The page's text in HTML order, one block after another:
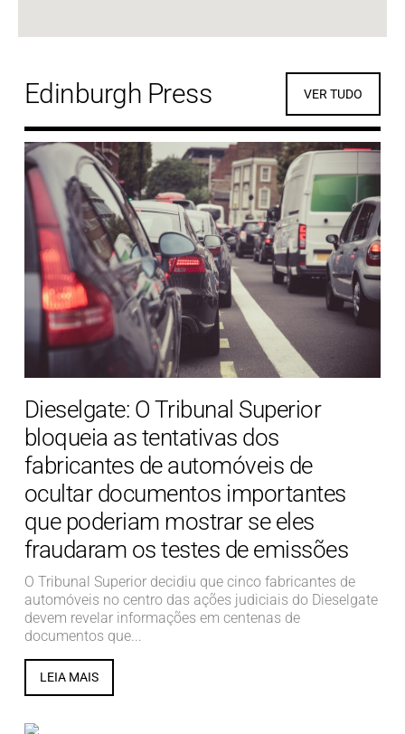
Edinburgh Press VER TUDO
Dieselgate: O Tribunal Superior
bloqueia as tentativas dos
fabricantes de automóveis de
ocultar documentos importantes
que poderiam mostrar se eles
fraudaram os testes de emissões
O Tribunal Superior decidiu que cinco fabricantes de
automóveis no centro das ações judiciais do Dieselgate
devem revelar informações em centenas de
documentos que...
LEIA MAIS